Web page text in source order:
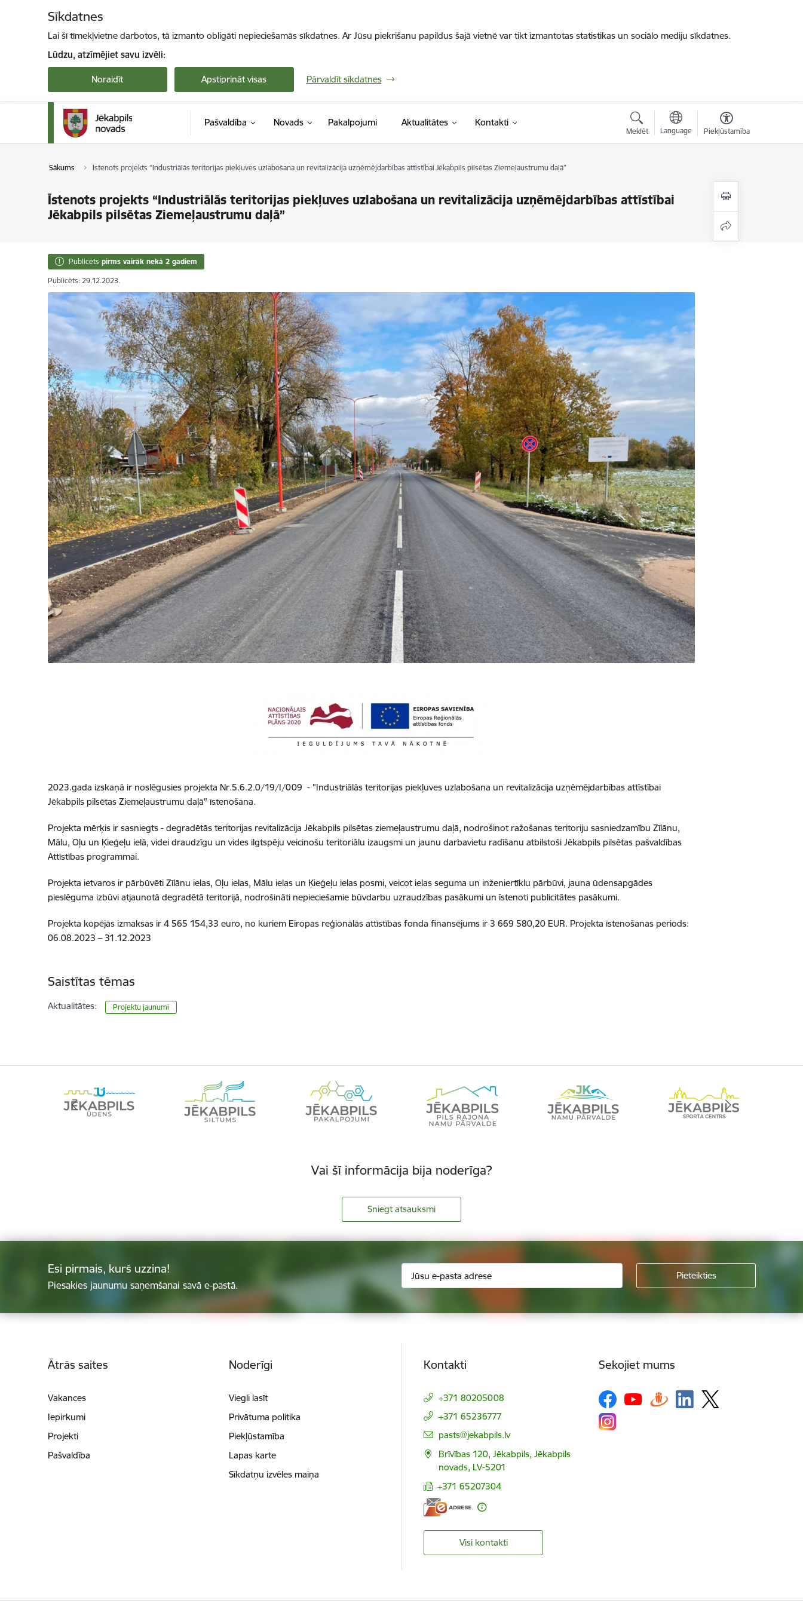
Sīkdatnes
Lai šī tīmekļvietne darbotos, tā izmanto obligāti nepieciešamās sīkdatnes. Ar Jūsu piekrišanu papildus šajā vietnē var tikt izmantotas statistikas un sociālo mediju sīkdatnes.
Lūdzu, atzīmējiet savu izvēli:
Noraidīt Apstiprināt visas Pārvaldīt sīkdatnes
Pašvaldība Novads Pakalpojumi Aktualitātes Kontakti
Meklēt Language Piekļūstamība
Sākums Īstenots projekts “Industriālās teritorijas piekļuves uzlabošana un revitalizācija uzņēmējdarbības attīstībai Jēkabpils pilsētas Ziemeļaustrumu daļā”
Īstenots projekts “Industriālās teritorijas piekļuves uzlabošana un revitalizācija uzņēmējdarbības attīstībai
Jēkabpils pilsētas Ziemeļaustrumu daļā”
Publicēts pirms vairāk nekā 2 gadiem
Publicēts: 29.12.2023.
2023.gada izskaņā ir noslēgusies projekta Nr.5.6.2.0/19/I/009 - "Industriālās teritorijas piekļuves uzlabošana un revitalizācija uzņēmējdarbības attīstībai
Jēkabpils pilsētas Ziemeļaustrumu daļā" īstenošana.
Projekta mērķis ir sasniegts - degradētās teritorijas revitalizācija Jēkabpils pilsētas ziemeļaustrumu daļā, nodrošinot ražošanas teritoriju sasniedzamību Zīlānu,
Mālu, Oļu un Ķieģeļu ielā, videi draudzīgu un vides ilgtspēju veicinošu teritoriālu izaugsmi un jaunu darbavietu radīšanu atbilstoši Jēkabpils pilsētas pašvaldības
Attīstības programmai.
Projekta ietvaros ir pārbūvēti Zīlānu ielas, Oļu ielas, Mālu ielas un Ķieģeļu ielas posmi, veicot ielas seguma un inženiertīklu pārbūvi, jauna ūdensapgādes
pieslēguma izbūvi atjaunotā degradētā teritorijā, nodrošināti nepieciešamie būvdarbu uzraudzības pasākumi un īstenoti publicitātes pasākumi.
Projekta kopējās izmaksas ir 4 565 154,33 euro, no kuriem Eiropas reģionālās attīstības fonda finansējums ir 3 669 580,20 EUR. Projekta īstenošanas periods:
06.08.2023 – 31.12.2023
Saistītas tēmas
Aktualitātes: Projektu jaunumi
Vai šī informācija bija noderīga?
Sniegt atsauksmi
Esi pirmais, kurš uzzina!
Piesakies jaunumu saņemšanai savā e-pastā.
Ātrās saites
Vakances
Iepirkumi
Projekti
Pašvaldība
Noderīgi
Viegli lasīt
Privātuma politika
Piekļūstamība
Lapas karte
Sīkdatņu izvēles maiņa
Kontakti
+371 80205008
+371 65236777
E-pasts:
pasts@jekabpils.lv
Brīvības 120, Jēkabpils, Jēkabpils
novads, LV-5201
+371 65207304
Visi kontakti
Sekojiet mums